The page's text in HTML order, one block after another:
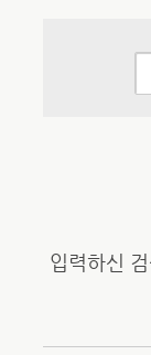
입력하신